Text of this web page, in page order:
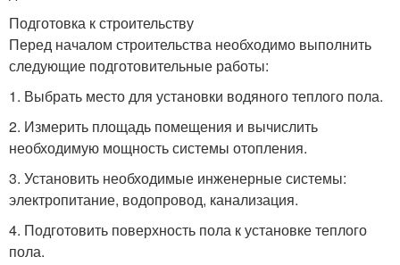
Подготовка к строительству
Перед началом строительства необходимо выполнить
следующие подготовительные работы:
1. Выбрать место для установки водяного теплого пола.
2. Измерить площадь помещения и вычислить
необходимую мощность системы отопления.
3. Установить необходимые инженерные системы:
электропитание, водопровод, канализация.
4. Подготовить поверхность пола к установке теплого
пола.